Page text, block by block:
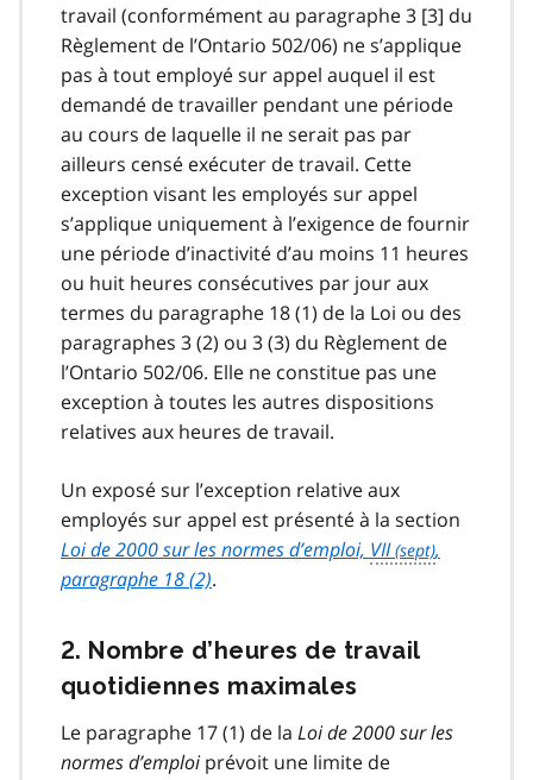
travail (conformément au paragraphe 3 [3] du
Règlement de l’Ontario 502/06) ne s’applique
pas à tout employé sur appel auquel il est
demandé de travailler pendant une période
au cours de laquelle il ne serait pas par
ailleurs censé exécuter de travail. Cette
exception visant les employés sur appel
s’applique uniquement à l’exigence de fournir
une période d’inactivité d’au moins 11 heures
ou huit heures consécutives par jour aux
termes du paragraphe 18 (1) de la Loi ou des
paragraphes 3 (2) ou 3 (3) du Règlement de
l’Ontario 502/06. Elle ne constitue pas une
exception à toutes les autres dispositions
relatives aux heures de travail.
Un exposé sur l’exception relative aux
employés sur appel est présenté à la section
Loi de 2000 sur les normes d’emploi, VII
,
paragraphe 18 (2).
2. Nombre d’heures de travail
quotidiennes maximales
Le paragraphe 17 (1) de la Loi de 2000 sur les
normes d’emploiprévoit une limite de